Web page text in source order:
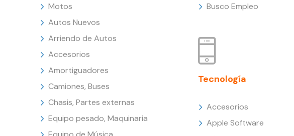
Motos
Autos Nuevos
Arriendo de Autos
Accesorios
Amortiguadores
Camiones, Buses
Chasis, Partes externas
Equipo pesado, Maquinaria
Busco Empleo
Tecnología
Accesorios
Apple Software